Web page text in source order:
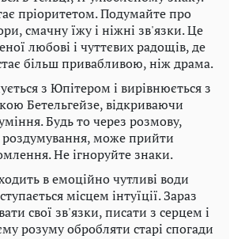
пріоритетом. Подумайте про
смачну їжу і ніжні зв'язки. Це
любові і чуттєвих радощів, де
більш привабливою, ніж драма.
з Юпітером і вирівнюється з
Бетельгейзе, відкриваючи
Будь то через розмову,
роздумування, може прийти
Не ігноруйте знаки.
в емоційно чутливі води
місцем інтуїції. Зараз
свої зв'язки, писати з серцем і
розуму обробляти старі спогади